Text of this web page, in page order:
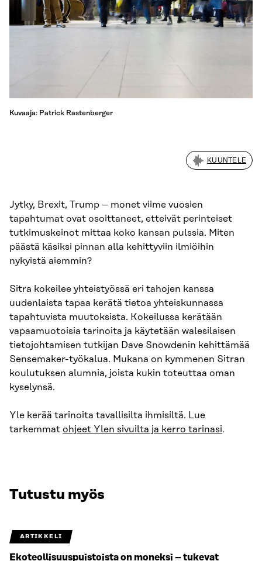
Kuvaaja: Patrick Rastenberger
KUUNTELE
Jytky, Brexit, Trump – monet viime vuosien
tapahtumat ovat osoittaneet, etteivät perinteiset
tutkimuskeinot mittaa koko kansan pulssia. Miten
päästä käsiksi pinnan alla kehittyviin ilmiöihin
nykyistä aiemmin?
Sitra kokeilee yhteistyössä eri tahojen kanssa
uudenlaista tapaa kerätä tietoa yhteiskunnassa
tapahtuvista muutoksista. Kokeilussa kerätään
vapaamuotoisia tarinoita ja käytetään walesilaisen
tietojohtamisen tutkijan Dave Snowdenin kehittämää
Sensemaker-työkalua. Mukana on kymmenen Sitran
koulutuksen alumnia, joista kukin toteuttaa oman
kyselynsä.
Yle kerää tarinoita tavallisilta ihmisiltä. Lue
tarkemmat ohjeet Ylen sivuilta ja kerro tarinasi.
Tutustu myös
ARTIKKELI
Ekoteollisuuspuistoista on moneksi – tukevat